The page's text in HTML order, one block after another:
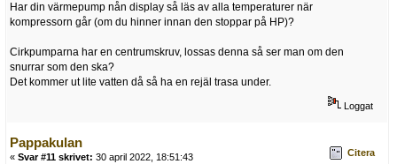
Har din värmepump nån display så läs av alla temperaturer när
kompressorn går (om du hinner innan den stoppar på HP)?
Cirkpumparna har en centrumskruv, lossas denna så ser man om den
snurrar som den ska?
Det kommer ut lite vatten då så ha en rejäl trasa under.
Loggat
Pappakulan
« Svar #11 skrivet: 30 april 2022, 18:51:43
Citera